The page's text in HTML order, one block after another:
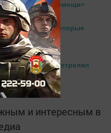
«скорой помощи»
помощи, которые
помощи» расстрелял
и интересным в